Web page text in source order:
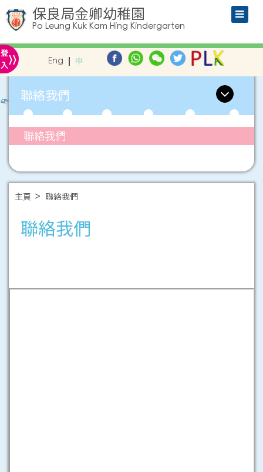
保良局金卿幼稚園
Po Leung Kuk Kam Hing Kindergarten
登
入» Eng 中
聯絡我們
聯絡我們
主頁 聯絡我們
聯絡我們